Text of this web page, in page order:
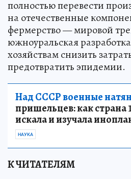
полностью перевести
на отечественные
фермерство — мировой
южноуральская
хозяйствам снизить
предотвратить эпидемии.
Над СССР военные
пришельцев: как страна
искала и изучала
НАУКА
К ЧИТАТЕЛЯМ